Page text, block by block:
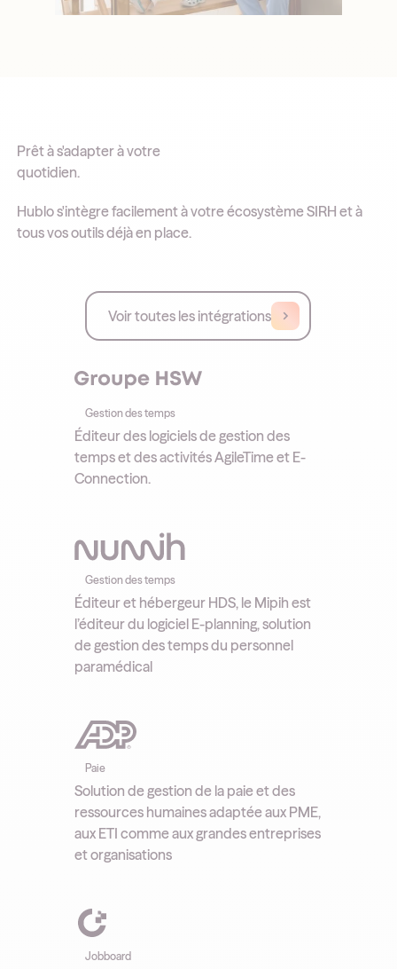
Prêt à s'adapter à votre
quotidien.
Hublo s'intègre facilement à votre écosystème SIRH et à
tous vos outils déjà en place.
Voir toutes les intégrations
Gestion des temps
Éditeur des logiciels de gestion des
temps et des activités AgileTime et E-
Connection.
Gestion des temps
Éditeur et hébergeur HDS, le Mipih est
l’éditeur du logiciel E-planning, solution
de gestion des temps du personnel
paramédical
Paie
Solution de gestion de la paie et des
ressources humaines adaptée aux PME,
aux ETI comme aux grandes entreprises
et organisations
Jobboard